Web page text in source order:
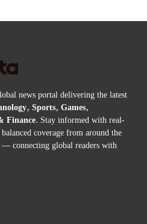
news portal delivering the latest
Sports, Games,
Finance. Stay informed with real-
coverage from around the
connecting global readers with